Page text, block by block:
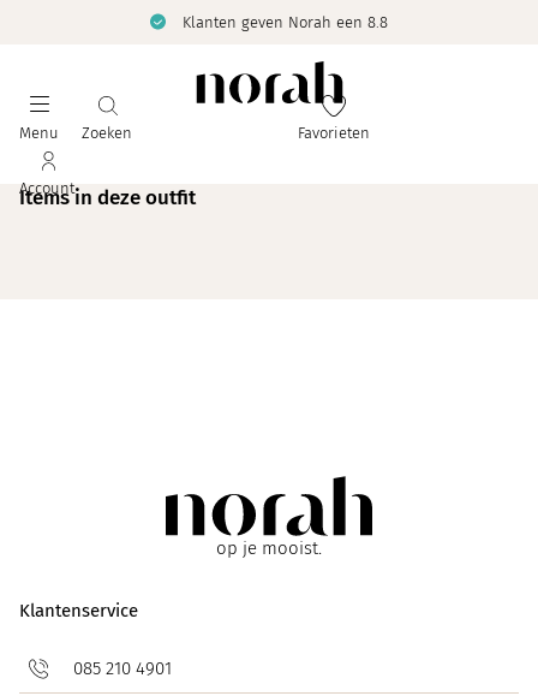
Klanten geven Norah een 8.8
Menu Zoeken Favorieten
Account
Items in deze outfit
op je mooist.
Klantenservice
085 210 4901